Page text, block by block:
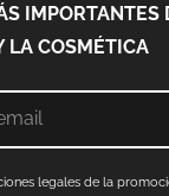
IMPORTANTES
LA COSMÉTICA
legales de la